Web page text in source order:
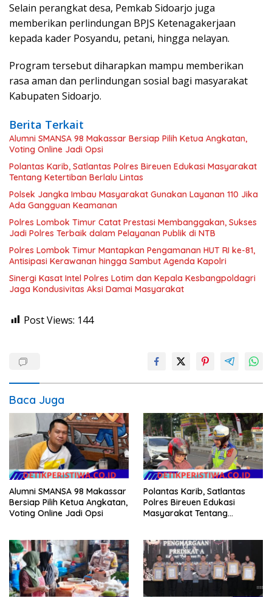
Selain perangkat desa, Pemkab Sidoarjo juga
memberikan perlindungan BPJS Ketenagakerjaan
kepada kader Posyandu, petani, hingga nelayan.
Program tersebut diharapkan mampu memberikan
rasa aman dan perlindungan sosial bagi masyarakat
Kabupaten Sidoarjo.
Berita Terkait
Alumni SMANSA 98 Makassar Bersiap Pilih Ketua Angkatan,
Voting Online Jadi Opsi
Polantas Karib, Satlantas Polres Bireuen Edukasi Masyarakat
Tentang Ketertiban Berlalu Lintas
Polsek Jangka Imbau Masyarakat Gunakan Layanan 110 Jika
Ada Gangguan Keamanan
Polres Lombok Timur Catat Prestasi Membanggakan, Sukses
Jadi Polres Terbaik dalam Pelayanan Publik di NTB
Polres Lombok Timur Mantapkan Pengamanan HUT RI ke-81,
Antisipasi Kerawanan hingga Sambut Agenda Kapolri
Sinergi Kasat Intel Polres Lotim dan Kepala Kesbangpoldagri
Jaga Kondusivitas Aksi Damai Masyarakat
Post Views: 144
Baca Juga
Alumni SMANSA 98 Makassar
Bersiap Pilih Ketua Angkatan,
Voting Online Jadi Opsi
Polantas Karib, Satlantas
Polres Bireuen Edukasi
Masyarakat Tentang